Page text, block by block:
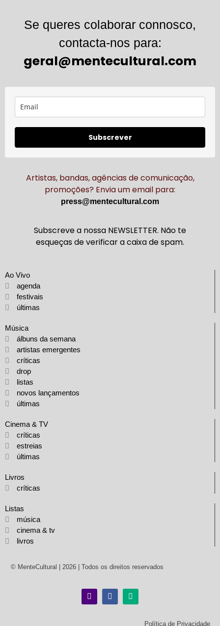
Se queres colaborar connosco,
contacta-nos para:
geral@mentecultural.com
Subscrever
Artistas, bandas, agências de comunicação,
promoções? Envia um email para:
press@mentecultural.com
Subscreve a nossa NEWSLETTER. Não te
esqueças de verificar a caixa de spam.
Ao Vivo
agenda
festivais
últimas
Música
álbuns da semana
artistas emergentes
críticas
drop
listas
novos lançamentos
últimas
Cinema & TV
críticas
estreias
últimas
Livros
críticas
Listas
música
cinema & tv
livros
© MenteCultural | 2026 | Todos os direitos reservados
Política de Privacidade